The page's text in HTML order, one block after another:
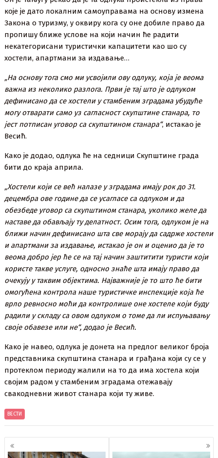
које је дато локалним самоуправама на основу измена
Закона о туризму, у оквиру кога су оне добиле право да
пропишу ближе услове на који начин ће радити
некатегорисани туристички капацитети као шо су
хостели, апартмани за издавање…
„На основу тога смо ми усвојили ову одлуку, која је веома
важна из неколико разлога. Први је тај што је одлуком
дефинисано да се хостели у стамбеним зградама убудуће
могу отварати само уз сагласност скупштине станара, то
јест потписан уговор са скупштином станара“, истакао је
Весић.
Како је додао, одлука ће на седници Скупштине града
бити до краја априла.
„Хостели који се већ налазе у зградама имају рок до 31.
децембра ове године да се усагласе са одлуком и да
обезбеде уговор са скупштином станара, уколико желе да
наставе да обављају ту делатност. Осим тога, одлуком је на
ближи начин дефинисано шта све морају да садрже хостели
и апартмани за издавање, истакао је он и оценио да је то
веома добро јер ће се на тај начин заштитити туристи који
користе такве услуге, односно знаће шта имају право да
очекују у таквим објектима. Најважније је то што ће бити
омогућена контрола наше туристичке инспекције која ће
врло ревносно моћи да контролише оне хостеле који буду
радили у складу са овом одлуком о томе да ли испуњавању
своје обавезе или не“, додао је Весић.
Како је навео, одлука је донета на предлог великог броја
представника скупштина станара и грађана који су се у
протеклом периоду жалили на то да има хостела који
својим радом у стамбеним зградама отежавају
свакодневни живот станара који ту живе.
ВЕСТИ
Кретање
чланака